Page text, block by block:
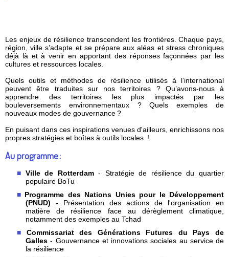
Les enjeux de résilience transcendent les frontières. Chaque pays,
région, ville s’adapte et se prépare aux aléas et stress chroniques
déjà là et à venir en apportant des réponses façonnées par les
cultures et ressources locales.
Quels outils et méthodes de résilience utilisés à l’international
peuvent être traduites sur nos territoires ? Qu’avons-nous à
apprendre des territoires les plus impactés par les
bouleversements environnementaux ? Quels exemples de
nouveaux modes de gouvernance ?
En puisant dans ces inspirations venues d'ailleurs, enrichissons nos
propres stratégies et boîtes à outils locales !
Au programme :
Ville de Rotterdam- Stratégie de résilience du quartier
populaire BoTu
Programme des Nations Unies pour le Développement
(PNUD) - Présentation des actions de l'organisation en
matière de résilience face au dérèglement climatique,
notamment des exemples au Tchad
Commissariat des Générations Futures du Pays de
Galles - Gouvernance et innovations sociales au service de
la résilience